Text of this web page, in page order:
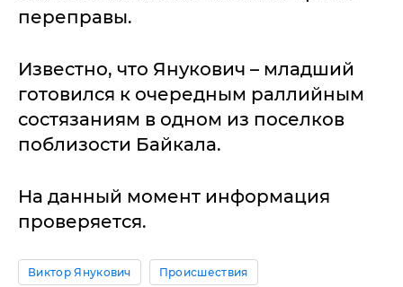
переправы.
Известно, что Янукович – младший
готовился к очередным раллийным
состязаниям в одном из поселков
поблизости Байкала.
На данный момент информация
проверяется.
Виктор Янукович Происшествия